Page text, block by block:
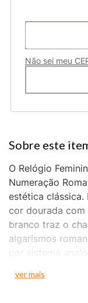
Não sei meu
O Relógio
Numeração
estética clássica.
cor dourada com
branco traz o
algarismos
por sistema
ver mais